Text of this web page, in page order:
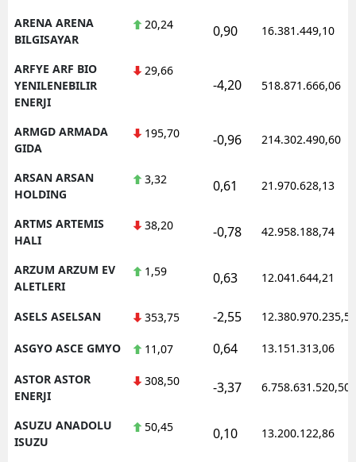
ARENA ARENA
BILGISAYAR
20,24 0,90 16.381.449,10
ARFYE ARF BIO
YENILENEBILIR
ENERJI
29,66
-4,20 518.871.666,06
ARMGD ARMADA
GIDA
195,70 -0,96 214.302.490,60
ARSAN ARSAN
HOLDING
3,32 0,61 21.970.628,13
ARTMS ARTEMIS
HALI
38,20 -0,78 42.958.188,74
ARZUM ARZUM EV
ALETLERI
1,59 0,63 12.041.644,21
ASELS ASELSAN 353,75 -2,55 12.380.970.235,50
ASGYO ASCE GMYO 11,07 0,64 13.151.313,06
ASTOR ASTOR
ENERJI
308,50 -3,37 6.758.631.520,50
ASUZU ANADOLU
ISUZU
50,45 0,10 13.200.122,86